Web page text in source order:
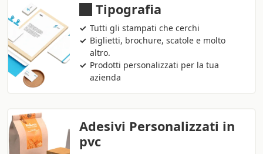
Tipografia
Tutti gli stampati che cerchi
Biglietti, brochure, scatole e molto
altro.
Prodotti personalizzati per la tua
azienda
Adesivi Personalizzati in
pvc